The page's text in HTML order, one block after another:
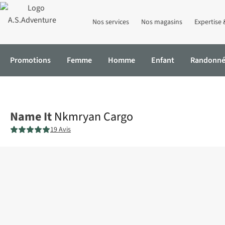
Nos services Nos magasins Expertise
Promotions Femme Homme Enfant
Name It Nkmryan Cargo
19 Avis